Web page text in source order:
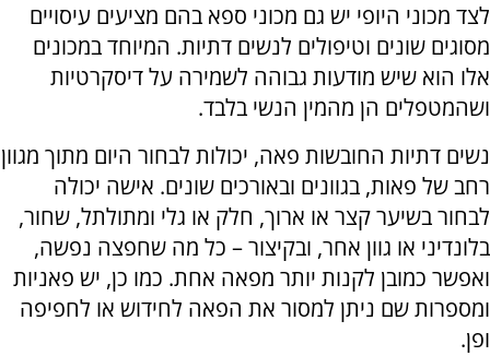
לצד מכוני היופי יש גם מכוני ספא בהם מציעים עיסויים
מסוגים שונים וטיפולים לנשים דתיות. המיוחד במכונים
אלו הוא שיש מודעות גבוהה לשמירה על דיסקרטיות
ושהמטפלים הן מהמין הנשי בלבד.
נשים דתיות החובשות פאה, יכולות לבחור היום מתוך מגוון
רחב של פאות, בגוונים ובאורכים שונים. אישה יכולה
לבחור בשיער קצר או ארוך, חלק או גלי ומתולתל, שחור,
בלונדיני או גוון אחר, ובקיצור – כל מה שחפצה נפשה,
ואפשר כמובן לקנות יותר מפאה אחת. כמו כן, יש פאניות
ומספרות שם ניתן למסור את הפאה לחידוש או לחפיפה
ופן.